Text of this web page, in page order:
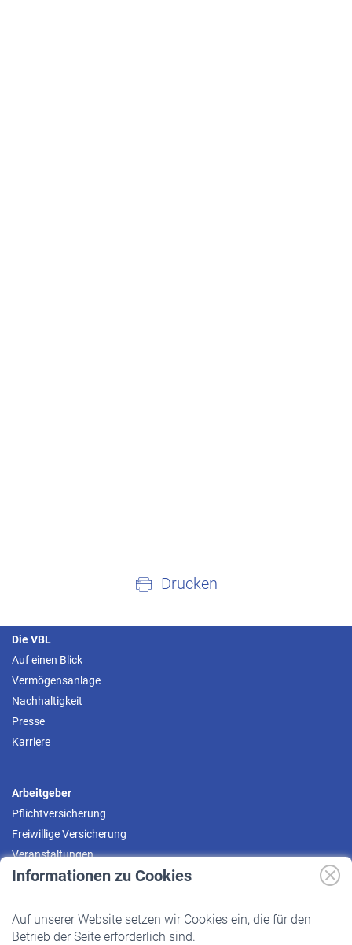
Informationen zu Cookies
Auf unserer Website setzen wir Cookies ein, die für den
Betrieb der Seite erforderlich sind.
Drucken
Die VBL
Auf einen Blick
Vermögensanlage
Nachhaltigkeit
Presse
Karriere
Arbeitgeber
Pflichtversicherung
Freiwillige Versicherung
Veranstaltungen
Pflichtversicherung